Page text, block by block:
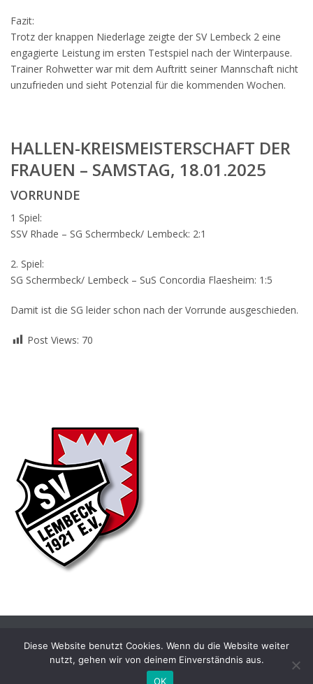
Fazit:
Trotz der knappen Niederlage zeigte der SV Lembeck 2 eine
engagierte Leistung im ersten Testspiel nach der Winterpause.
Trainer Rohwetter war mit dem Auftritt seiner Mannschaft nicht
unzufrieden und sieht Potenzial für die kommenden Wochen.
HALLEN-KREISMEISTERSCHAFT DER
FRAUEN – SAMSTAG, 18.01.2025
VORRUNDE
1 Spiel:
SSV Rhade – SG Schermbeck/ Lembeck: 2:1
2. Spiel:
SG Schermbeck/ Lembeck – SuS Concordia Flaesheim: 1:5
Damit ist die SG leider schon nach der Vorrunde ausgeschieden.
Post Views: 70
Diese Website benutzt Cookies. Wenn du die Website weiter
nutzt, gehen wir von deinem Einverständnis aus.
OK